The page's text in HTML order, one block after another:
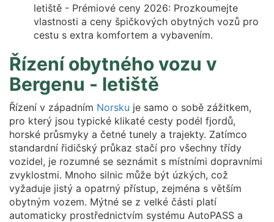
letiště - Prémiové ceny 2026: Prozkoumejte
vlastnosti a ceny špičkových obytných vozů pro
cestu s extra komfortem a vybavením.
Řízení obytného vozu v
Bergenu - letiště
Řízení v západním Norsku je samo o sobě zážitkem,
pro který jsou typické klikaté cesty podél fjordů,
horské průsmyky a četné tunely a trajekty. Zatímco
standardní řidičský průkaz stačí pro všechny třídy
vozidel, je rozumné se seznámit s místními dopravními
zvyklostmi. Mnoho silnic může být úzkých, což
vyžaduje jistý a opatrný přístup, zejména s větším
obytným vozem. Mýtné se z velké části platí
automaticky prostřednictvím systému AutoPASS a